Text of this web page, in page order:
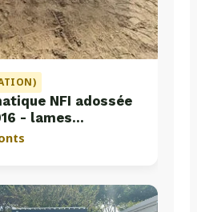
NFI adossée
- lames